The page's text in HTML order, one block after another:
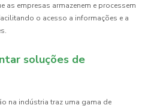
as empresas armazenem e processem
o acesso a informações e a
soluções de
na indústria traz uma gama de